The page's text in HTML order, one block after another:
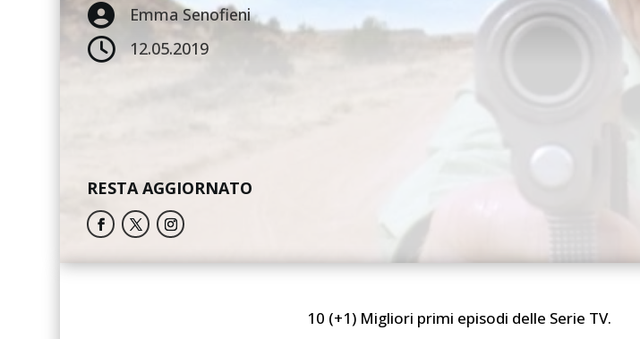
 Emma Senofieni
 12.05.2019
RESTA AGGIORNATO
10 (+1) Migliori primi episodi delle Serie TV.